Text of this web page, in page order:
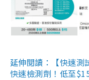
延伸閱讀：【快速
快速檢測劑！低至